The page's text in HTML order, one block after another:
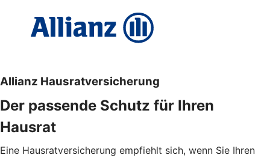
Allianz Hausratversicherung
Der passende Schutz für Ihren
Hausrat
Eine Hausratversicherung empfiehlt sich, wenn Sie Ihren